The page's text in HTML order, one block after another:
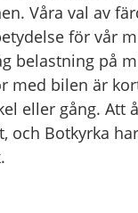
Våra val av
för vår
belastning på
med bilen är
eller gång. Att
och Botkyrka